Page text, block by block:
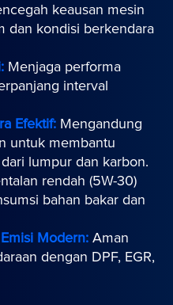
keausan mesin
dan kondisi berkendara
Menjaga performa
interval
Efektif: Mengandung
untuk membantu
lumpur dan karbon.
rendah (5W-30)
bahan bakar dan
Modern: Aman
dengan DPF, EGR,